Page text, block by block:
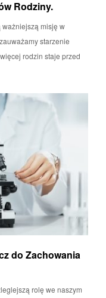
Rodziny.
misję w
starzenie
rodzin staje przed
do Zachowania
rolę we naszym